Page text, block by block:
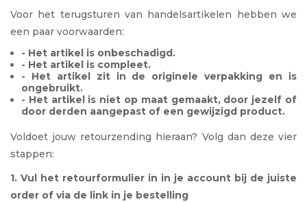
Voor het terugsturen van handelsartikelen hebben we
een paar voorwaarden:
- Het artikel is onbeschadigd.
- Het artikel is compleet.
- Het artikel zit in de originele verpakking en is
ongebruikt.
- Het artikel is niet op maat gemaakt, door jezelf of
door derden aangepast of een gewijzigd product.
Voldoet jouw retourzending hieraan? Volg dan deze vier
stappen:
1. Vul het retourformulier in in je account bij de juiste
order of via de link in je bestelling